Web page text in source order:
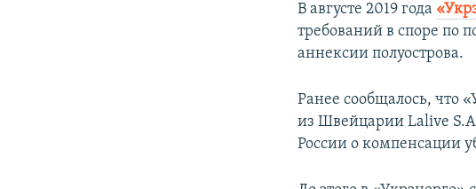
В августе 2019 года
требований в споре по
аннексии полуострова.
Ранее сообщалось, что
из Швейцарии Lalive
России о компенсации